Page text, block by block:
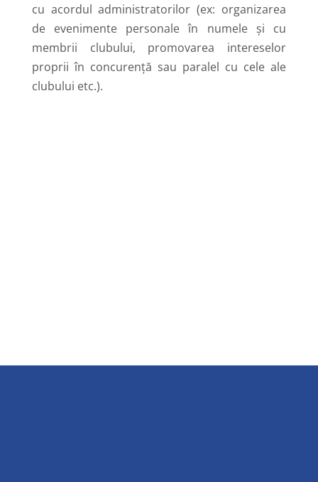
cu acordul administratorilor (ex: organizarea
de evenimente personale în numele și cu
membrii clubului, promovarea intereselor
proprii în concurență sau paralel cu cele ale
clubului etc.).